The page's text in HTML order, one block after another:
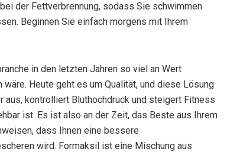
der Fettverbrennung, sodass Sie schwimmen
Beginnen Sie einfach morgens mit Ihrem
in den letzten Jahren so viel an Wert
Heute geht es um Qualität, und diese Lösung
kontrolliert Bluthochdruck und steigert Fitness
ist. Es ist also an der Zeit, das Beste aus Ihrem
dass Ihnen eine bessere
wird. Formaksil ist eine Mischung aus